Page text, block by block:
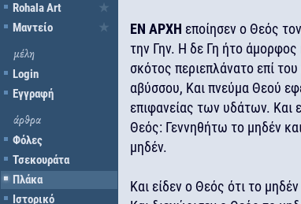
Rohala Art
Μαντείο
μέλη
Login
Εγγραφή
άρθρα
Φόλες
Τσεκουράτα
Πλάκα
Ιστορικό
ΕΝ ΑΡΧΗ εποίησεν ο Θεός
την Γην. Η δε Γη ήτο άμορφος
σκότος περιεπλάνατο επί
αβύσσου, Και πνεύμα Θεού
επιφανείας των υδάτων. Και
Θεός: Γεννηθήτω το μηδέν
μηδέν.
Και είδεν ο Θεός ότι το